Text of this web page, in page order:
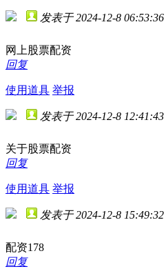
发表于 2024-12-8 06:53:36
网上股票配资
回复
使用道具 举报
发表于 2024-12-8 12:41:43
关于股票配资
回复
使用道具 举报
发表于 2024-12-8 15:49:32
配资178
回复